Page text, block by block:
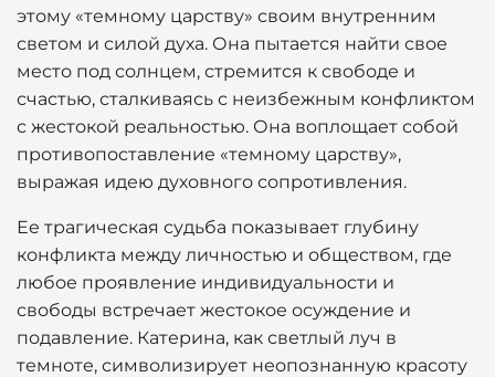
этому «темному царству» своим внутренним
светом и силой духа. Она пытается найти свое
место под солнцем, стремится к свободе и
счастью, сталкиваясь с неизбежным конфликтом
с жестокой реальностью. Она воплощает собой
противопоставление «темному царству»,
выражая идею духовного сопротивления.
Ее трагическая судьба показывает глубину
конфликта между личностью и обществом, где
любое проявление индивидуальности и
свободы встречает жестокое осуждение и
подавление. Катерина, как светлый луч в
темноте, символизирует неопознанную красоту